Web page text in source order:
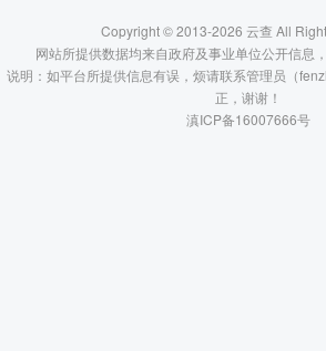
Copyright © 2013-2026 云查 All
网站所提供数据均来自政府及事业单位公开信息
说明：如平台所提供信息有误，烦请联系管理员（
正，谢谢！
滇ICP备16007666号